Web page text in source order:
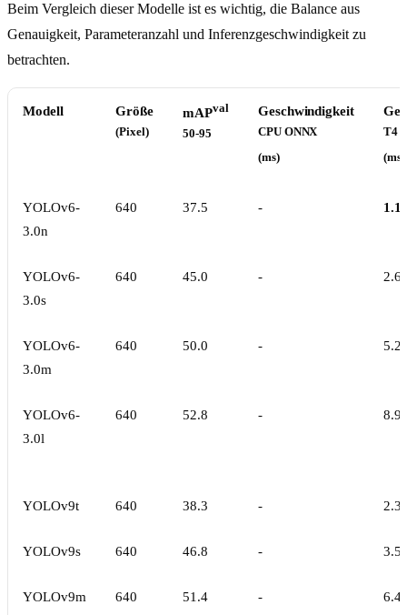
Beim Vergleich dieser Modelle ist es wichtig, die Balance aus
Genauigkeit, Parameteranzahl und Inferenzgeschwindigkeit zu
betrachten.
Modell Größe
(Pixel)
mAPval
50-95
Geschwindigkeit
CPU ONNX
(ms)
T4
(ms)
YOLOv6-
3.0n
640 37.5 -
YOLOv6-
3.0s
640 45.0 -
YOLOv6-
3.0m
640 50.0 -
YOLOv6-
3.0l
640 52.8 -
YOLOv9t 640 38.3 - 2.3
YOLOv9s 640 46.8 -
YOLOv9m 640 51.4 -